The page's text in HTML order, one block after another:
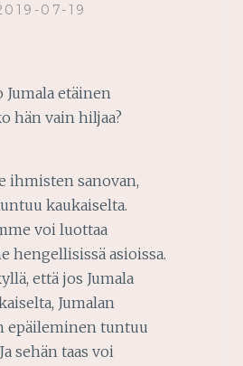
07-19
ihmisten sanovan,
kaukaiselta.
voi luottaa
hengellisissä asioissa.
että jos Jumala
Jumalan
epäileminen tuntuu
sehän taas voi